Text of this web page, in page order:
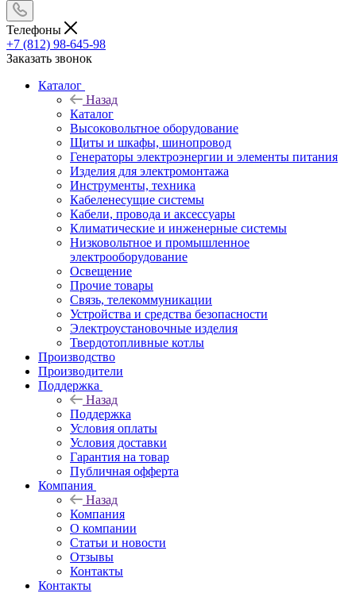
Телефоны
+7 (812) 98-645-98
Заказать звонок
Каталог
Назад
Каталог
Высоковольтное оборудование
Щиты и шкафы, шинопровод
Генераторы электроэнергии и элементы питания
Изделия для электромонтажа
Инструменты, техника
Кабеленесущие системы
Кабели, провода и аксессуары
Климатические и инженерные системы
Низковольтное и промышленное
электрооборудование
Освещение
Прочие товары
Связь, телекоммуникации
Устройства и средства безопасности
Электроустановочные изделия
Твердотопливные котлы
Производство
Производители
Поддержка
Назад
Поддержка
Условия оплаты
Условия доставки
Гарантия на товар
Публичная офферта
Компания
Назад
Компания
О компании
Статьи и новости
Отзывы
Контакты
Контакты